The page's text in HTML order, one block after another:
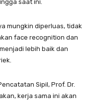
saat ini.
mungkin diperluas, tidak
face recognition dan
lebih baik dan
Sipil, Prof. Dr.
kerja sama ini akan